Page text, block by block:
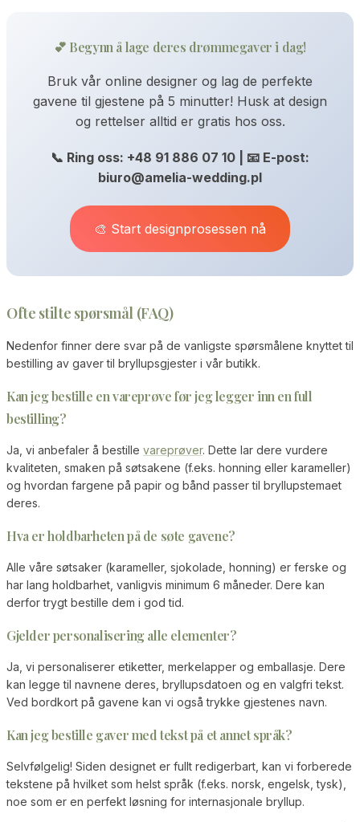
💕 Begynn å lage deres drømmegaver i dag!
Bruk vår online designer og lag de perfekte
gavene til gjestene på 5 minutter! Husk at design
og rettelser alltid er gratis hos oss.
📞 Ring oss: +48 91 886 07 10 | 📧 E-post:
biuro@amelia-wedding.pl
🎨 Start designprosessen nå
Ofte stilte spørsmål (FAQ)
Nedenfor finner dere svar på de vanligste spørsmålene knyttet til
bestilling av gaver til bryllupsgjester i vår butikk.
Kan jeg bestille en vareprøve før jeg legger inn en full
bestilling?
Ja, vi anbefaler å bestille vareprøver. Dette lar dere vurdere
kvaliteten, smaken på søtsakene (f.eks. honning eller karameller)
og hvordan fargene på papir og bånd passer til bryllupstemaet
deres.
Hva er holdbarheten på de søte gavene?
Alle våre søtsaker (karameller, sjokolade, honning) er ferske og
har lang holdbarhet, vanligvis minimum 6 måneder. Dere kan
derfor trygt bestille dem i god tid.
Gjelder personalisering alle elementer?
Ja, vi personaliserer etiketter, merkelapper og emballasje. Dere
kan legge til navnene deres, bryllupsdatoen og en valgfri tekst.
Ved bordkort på gavene kan vi også trykke gjestenes navn.
Kan jeg bestille gaver med tekst på et annet språk?
Selvfølgelig! Siden designet er fullt redigerbart, kan vi forberede
tekstene på hvilket som helst språk (f.eks. norsk, engelsk, tysk),
noe som er en perfekt løsning for internasjonale bryllup.